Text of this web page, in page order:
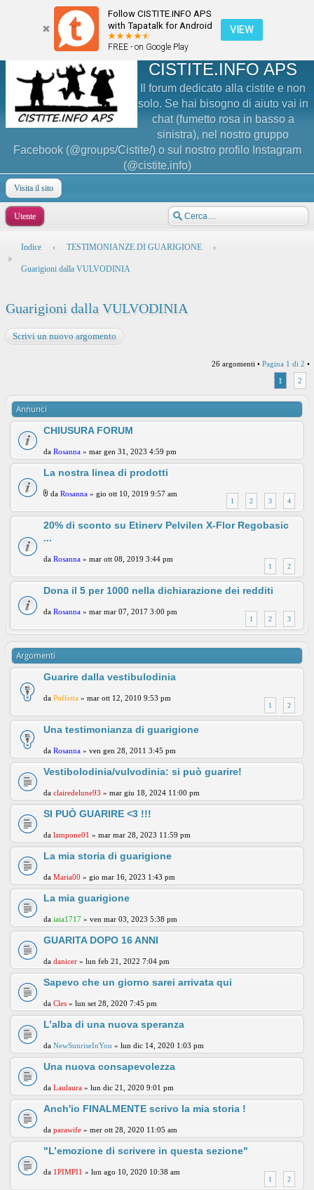
Follow CISTITE.INFO APS
with Tapatalk for Android
FREE - on Google Play
VIEW
CISTITE.INFO APS
Il forum dedicato alla cistite e non
solo. Se hai bisogno di aiuto vai in
chat (fumetto rosa in basso a
sinistra), nel nostro gruppo
Facebook (@groups/Cistite/) o sul nostro profilo Instagram
(@cistite.info)
Visita il sito
Utente
Indice ‹ TESTIMONIANZE DI GUARIGIONE ‹
Guarigioni dalla VULVODINIA
Guarigioni dalla VULVODINIA
Scrivi un nuovo argomento
26 argomenti • Pagina 1 di 2 •
1
2
Annunci
CHIUSURA FORUM
da Rosanna » mar gen 31, 2023 4:59 pm
La nostra linea di prodotti
1 2 3 4
da Rosanna » gio ott 10, 2019 9:57 am
20% di sconto su Etinerv Pelvilen X-Flor Regobasic
...
1 2
da Rosanna » mar ott 08, 2019 3:44 pm
Dona il 5 per 1000 nella dichiarazione dei redditi
1 2 3
da Rosanna » mar mar 07, 2017 3:00 pm
Argomenti
Guarire dalla vestibulodinia
1 2
da Puffetta » mar ott 12, 2010 9:53 pm
Una testimonianza di guarigione
da Rosanna » ven gen 28, 2011 3:45 pm
Vestibolodinia/vulvodinia: si può guarire!
da clairedelune93 » mar giu 18, 2024 11:00 pm
SI PUÒ GUARIRE <3 !!!
da lampone01 » mar mar 28, 2023 11:59 pm
La mia storia di guarigione
da Maria00 » gio mar 16, 2023 1:43 pm
La mia guarigione
da iaia1717 » ven mar 03, 2023 5:38 pm
GUARITA DOPO 16 ANNI
da danicer » lun feb 21, 2022 7:04 pm
Sapevo che un giorno sarei arrivata qui
da Cles » lun set 28, 2020 7:45 pm
L’alba di una nuova speranza
da NewSunriseInYou » lun dic 14, 2020 1:03 pm
Una nuova consapevolezza
da Laulaura » lun dic 21, 2020 9:01 pm
Anch'io FINALMENTE scrivo la mia storia !
da parawife » mer ott 28, 2020 11:05 am
"L’emozione di scrivere in questa sezione"
1 2
da 1PIMPI1 » lun ago 10, 2020 10:38 am